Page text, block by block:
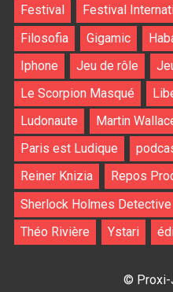
Festival
Festival
Filosofia
Gigamic
Iphone
Jeu de rôle
Le Scorpion Masqué
Ludonaute
Martin
Paris est Ludique
Reiner Knizia
Repos
Sherlock Holmes
Théo Rivière
Ystari
© Proxi-